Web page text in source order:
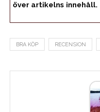
över artikelns innehåll.
BRA KÖP RECENSION